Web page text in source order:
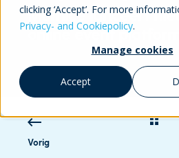
clicking ‘Accept’. For more
Privacy- and Cookiepolicy.
Manage cookies
Accept
Momice lanceert
online event platform
Vorig